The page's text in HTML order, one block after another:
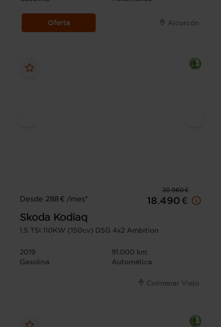
Oferta Alcorcón
20.960 €
Desde 288 € /mes*
18.490 €
Skoda Kodiaq
1.5 TSI 110KW (150cv) DSG 4x2 Ambition
2019
91.000 km
Gasolina
Automática
Colmenar Viejo